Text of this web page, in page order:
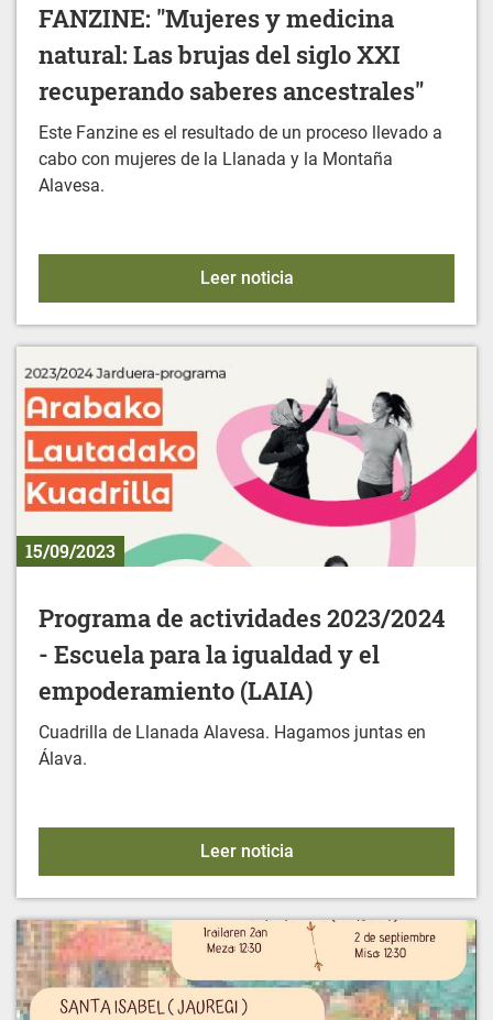
FANZINE: "Mujeres y medicina
natural: Las brujas del siglo XXI
recuperando saberes ancestrales"
Este Fanzine es el resultado de un proceso llevado a
cabo con mujeres de la Llanada y la Montaña
Alavesa.
Leer noticiaFANZINE: "Mujeres y
15/09/2023
Programa de actividades 2023/2024
- Escuela para la igualdad y el
empoderamiento (LAIA)
Cuadrilla de Llanada Alavesa. Hagamos juntas en
Álava.
Leer noticiaPrograma de